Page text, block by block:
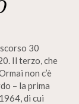
30
Il terzo, che
non c’è
– la prima
di cui